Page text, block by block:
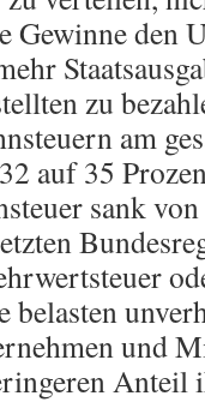
Gewinne den
zu
am
auf 35
sank
belasten
und
Anteil